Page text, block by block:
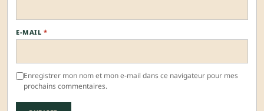
E-MAIL *
Enregistrer mon nom et mon e-mail dans ce navigateur pour mes
prochains commentaires.